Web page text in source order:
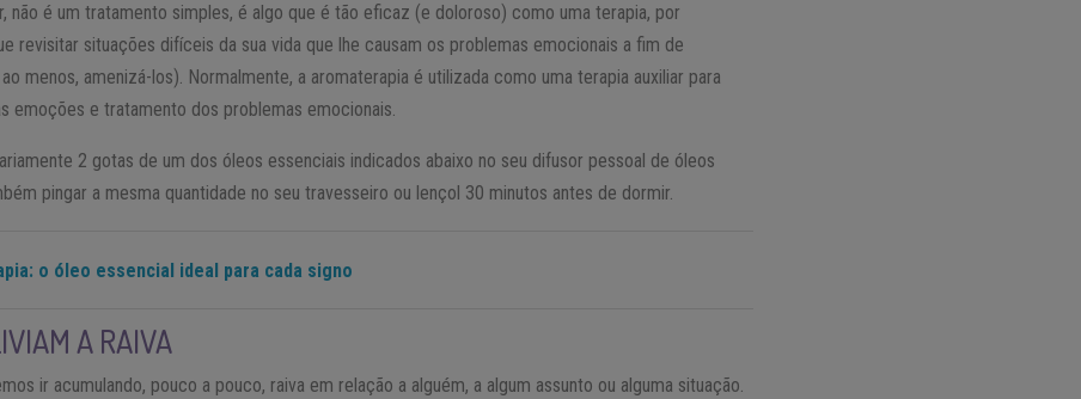
não é um tratamento simples, é algo que é tão eficaz (e doloroso) como uma terapia, por
revisitar situações difíceis da sua vida que lhe causam os problemas emocionais a fim de
menos, amenizá-los). Normalmente, a aromaterapia é utilizada como uma terapia auxiliar para
emoções e tratamento dos problemas emocionais.
2 gotas de um dos óleos essenciais indicados abaixo no seu difusor pessoal de óleos
pingar a mesma quantidade no seu travesseiro ou lençol 30 minutos antes de dormir.
o óleo essencial ideal para cada signo
A RAIVA
ir acumulando, pouco a pouco, raiva em relação a alguém, a algum assunto ou alguma situação.